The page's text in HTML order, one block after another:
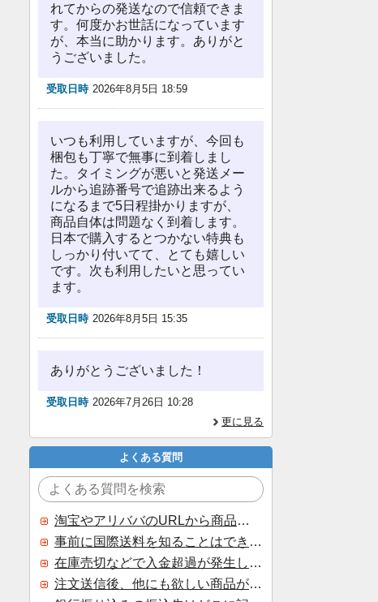
れてからの発送なので信頼できま
す。何度かお世話になっています
が、本当に助かります。ありがと
うございました。
受取日時 2026年8月5日 18:59
いつも利用していますが、今回も
梱包も丁寧で無事に到着しまし
た。タイミングが悪いと発送メー
ルから追跡番号で追跡出来るよう
になるまで5日程掛かりますが、
商品自体は問題なく到着します。
日本で購入するとつかない特典も
しっかり付いてて、とても嬉しい
です。次も利用したいと思ってい
ます。
受取日時 2026年8月5日 15:35
ありがとうございました！
受取日時 2026年7月26日 10:28
更に見る
よくある質問
淘宝やアリババのURLから商品を探すことはできますか？
事前に国際送料を知ることはできますか？
在庫売切などで入金超過が発生した場合はいつ返金されますか？
注文送信後、他にも欲しい商品が見つかった場合、追加注文できますか？